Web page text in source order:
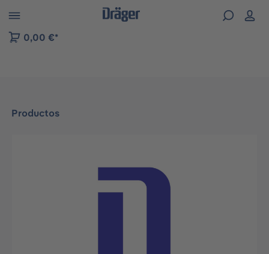
to B2B platform navigation
0,00 €*
Productos
Omitir galería de imágenes